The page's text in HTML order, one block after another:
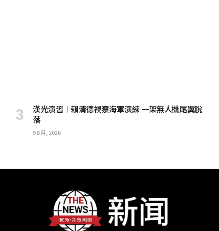
漢光演習︱賴清德視察海軍演練 一架無人機尾翼脫
落
9 8 月, 2026